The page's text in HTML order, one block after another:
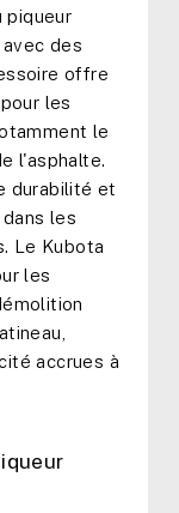
piqueur
des
offre
les
le
l'asphalte.
durabilité et
les
Le Kubota
les
accrues à